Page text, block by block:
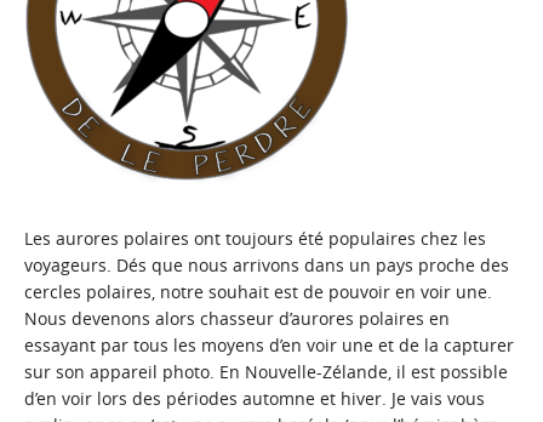
Les aurores polaires ont toujours été populaires chez les
voyageurs. Dés que nous arrivons dans un pays proche des
cercles polaires, notre souhait est de pouvoir en voir une.
Nous devenons alors chasseur d’aurores polaires en
essayant par tous les moyens d’en voir une et de la capturer
sur son appareil photo. En Nouvelle-Zélande, il est possible
d’en voir lors des périodes automne et hiver. Je vais vous